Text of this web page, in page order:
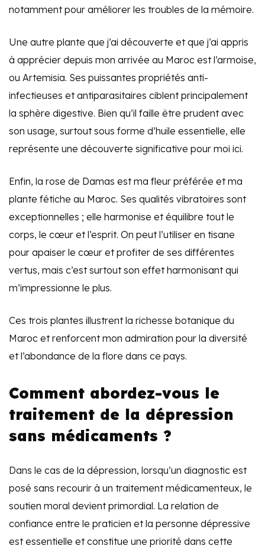
notamment pour améliorer les troubles de la mémoire.
Une autre plante que j’ai découverte et que j’ai appris
à apprécier depuis mon arrivée au Maroc est l’armoise,
ou Artemisia. Ses puissantes propriétés anti-
infectieuses et antiparasitaires ciblent principalement
la sphère digestive. Bien qu’il faille être prudent avec
son usage, surtout sous forme d’huile essentielle, elle
représente une découverte significative pour moi ici.
Enfin, la rose de Damas est ma fleur préférée et ma
plante fétiche au Maroc. Ses qualités vibratoires sont
exceptionnelles ; elle harmonise et équilibre tout le
corps, le cœur et l’esprit. On peut l’utiliser en tisane
pour apaiser le cœur et profiter de ses différentes
vertus, mais c’est surtout son effet harmonisant qui
m’impressionne le plus.
Ces trois plantes illustrent la richesse botanique du
Maroc et renforcent mon admiration pour la diversité
et l’abondance de la flore dans ce pays.
Comment abordez-vous le
traitement de la dépression
sans médicaments ?
Dans le cas de la dépression, lorsqu’un diagnostic est
posé sans recourir à un traitement médicamenteux, le
soutien moral devient primordial. La relation de
confiance entre le praticien et la personne dépressive
est essentielle et constitue une priorité dans cette